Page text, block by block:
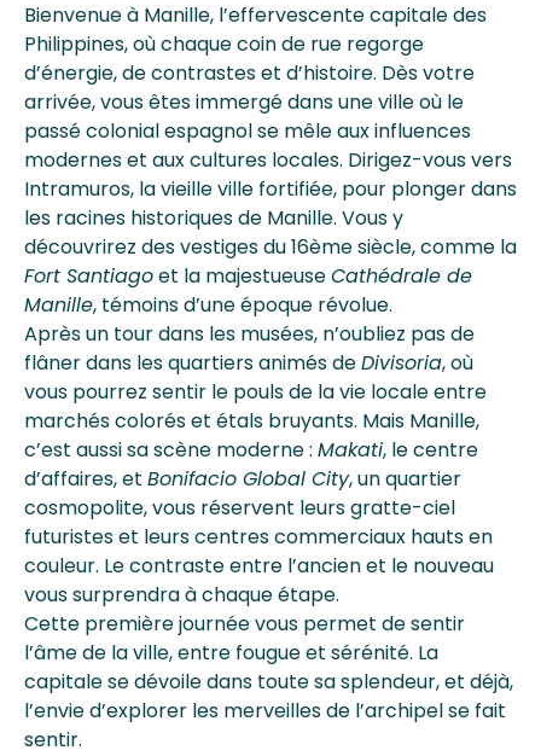
Bienvenue à Manille, l’effervescente capitale des
Philippines, où chaque coin de rue regorge
d’énergie, de contrastes et d’histoire. Dès votre
arrivée, vous êtes immergé dans une ville où le
passé colonial espagnol se mêle aux influences
modernes et aux cultures locales. Dirigez-vous vers
Intramuros, la vieille ville fortifiée, pour plonger dans
les racines historiques de Manille. Vous y
découvrirez des vestiges du 16ème siècle, comme la
Fort Santiagoet la majestueuseCathédrale de
Manille, témoins d’une époque révolue.
Après un tour dans les musées, n’oubliez pas de
flâner dans les quartiers animés deDivisoria, où
vous pourrez sentir le pouls de la vie locale entre
marchés colorés et étals bruyants. Mais Manille,
c’est aussi sa scène moderne : Makati, le centre
d’affaires, et Bonifacio Global City, un quartier
cosmopolite, vous réservent leurs gratte-ciel
futuristes et leurs centres commerciaux hauts en
couleur. Le contraste entre l’ancien et le nouveau
vous surprendra à chaque étape.
Cette première journée vous permet de sentir
l’âme de la ville, entre fougue et sérénité. La
capitale se dévoile dans toute sa splendeur, et déjà,
l’envie d’explorer les merveilles de l’archipel se fait
sentir.